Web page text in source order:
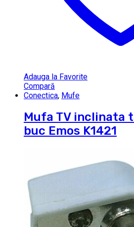
Adauga la Favorite
Compară
Conectica, Mufe
Mufa TV inclinata
buc Emos K1421